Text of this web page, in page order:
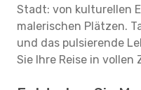
Stadt: von kulturellen
malerischen Plätzen.
und das pulsierende
Sie Ihre Reise in vollen